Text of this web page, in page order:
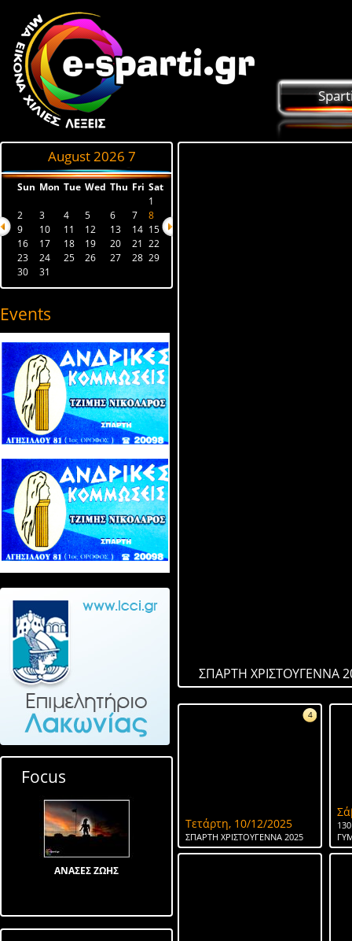
August 2026 7
Sun Mon Tue Wed Thu Fri Sat
1
2
3 4 5 6 7
8
9
10 11 12 13 14 15
16
17 18 19 20 21
22
23
24 25 26 27 28 29
30
31
Events
Focus
ΑΝΑΣΕΣ ΖΩΗΣ
ΣΠΑΡΤΗ ΧΡΙΣΤΟΥΓΕΝΝΑ
4
Τετάρτη, 10/12/2025
ΣΠΑΡΤΗ ΧΡΙΣΤΟΥΓΕΝΝΑ 2025